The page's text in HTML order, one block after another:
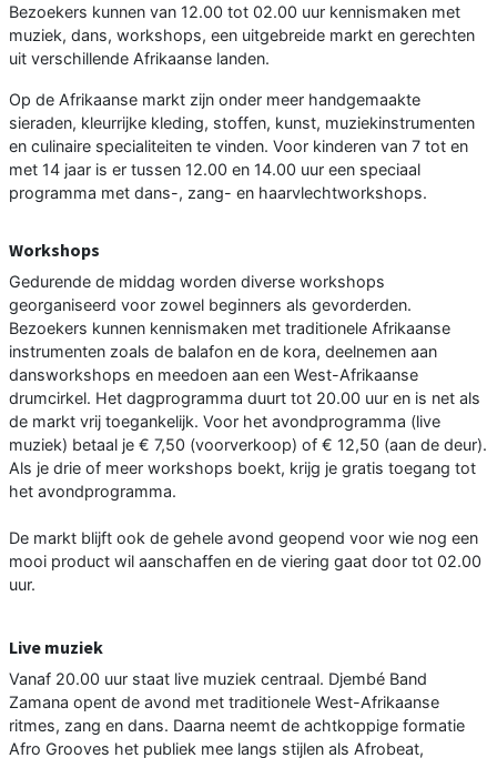
Bezoekers kunnen van 12.00 tot 02.00 uur kennismaken met
muziek, dans, workshops, een uitgebreide markt en gerechten
uit verschillende Afrikaanse landen.
Op de Afrikaanse markt zijn onder meer handgemaakte
sieraden, kleurrijke kleding, stoffen, kunst, muziekinstrumenten
en culinaire specialiteiten te vinden. Voor kinderen van 7 tot en
met 14 jaar is er tussen 12.00 en 14.00 uur een speciaal
programma met dans-, zang- en haarvlechtworkshops.
Workshops
Gedurende de middag worden diverse workshops
georganiseerd voor zowel beginners als gevorderden.
Bezoekers kunnen kennismaken met traditionele Afrikaanse
instrumenten zoals de balafon en de kora, deelnemen aan
dansworkshops en meedoen aan een West-Afrikaanse
drumcirkel. Het dagprogramma duurt tot 20.00 uur en is net als
de markt vrij toegankelijk. Voor het avondprogramma (live
muziek) betaal je € 7,50 (voorverkoop) of € 12,50 (aan de deur).
Als je drie of meer workshops boekt, krijg je gratis toegang tot
het avondprogramma.
De markt blijft ook de gehele avond geopend voor wie nog een
mooi product wil aanschaffen en de viering gaat door tot 02.00
uur.
Live muziek
Vanaf 20.00 uur staat live muziek centraal. Djembé Band
Zamana opent de avond met traditionele West-Afrikaanse
ritmes, zang en dans. Daarna neemt de achtkoppige formatie
Afro Grooves het publiek mee langs stijlen als Afrobeat,